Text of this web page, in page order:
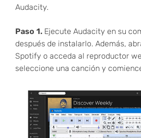
Audacity.
Paso 1.Ejecute Audacity en su
después de instalarlo. Además,
Spotify o acceda al reproductor
seleccione una canción y